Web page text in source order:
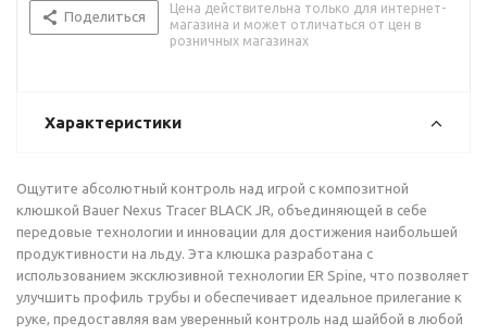
Поделиться
Цена действительна только для интернет-
магазина и может отличаться от цен в
розничных магазинах
Характеристики
Ощутите абсолютный контроль над игрой с композитной
клюшкой Bauer Nexus Tracer BLACK JR, объединяющей в себе
передовые технологии и инновации для достижения наибольшей
продуктивности на льду. Эта клюшка разработана с
использованием эксклюзивной технологии ER Spine, что позволяет
улучшить профиль трубы и обеспечивает идеальное прилегание к
руке, предоставляя вам уверенный контроль над шайбой в любой